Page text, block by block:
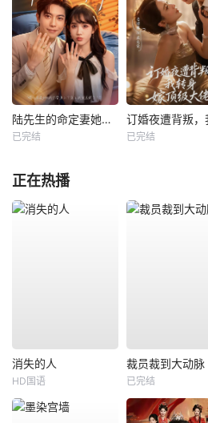
陆先生的命定妻她飒又野
已完结 已完结
正在热播
消失的人
HD国语
裁员裁到大动脉
已完结